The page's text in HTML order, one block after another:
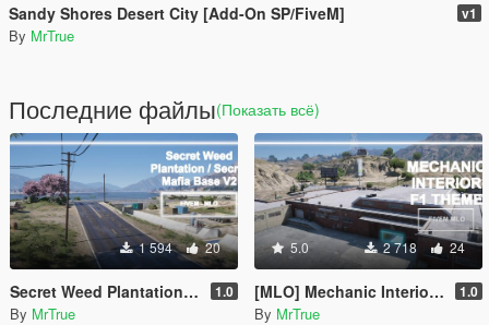
Sandy Shores Desert City [Add-On SP/FiveM] v1
By MrTrue
Последние файлы(Показать всё)
1 594 20
Secret Weed Plantation / Secret Mafia Base 2.0 | Fivem/SP 1.0
By MrTrue
5.0 2 718 24
[MLO] Mechanic Interior F1 Theme [Add-On SP / FiveM] 1.0
By MrTrue